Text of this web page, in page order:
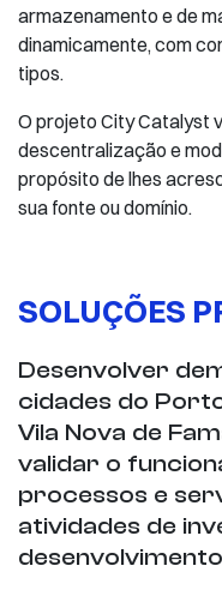
armazenamento e de
dinamicamente, com
tipos.
O projeto City Catalyst
descentralização e
propósito de lhes
sua fonte ou domínio.
SOLUÇÕES
Desenvolver
cidades do
Vila Nova de
validar o
processos e
atividades de